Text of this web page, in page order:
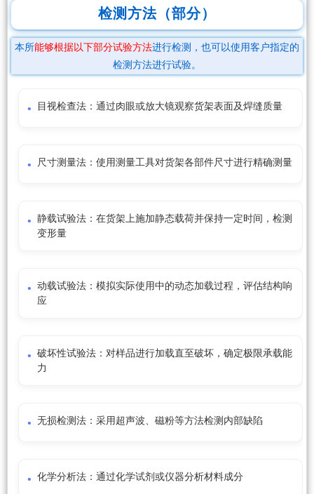
检测方法（部分）
本所能够根据以下部分试验方法进行检测，也可以使用客户指定的
检测方法进行试验。
目视检查法：通过肉眼或放大镜观察货架表面及焊缝质量
尺寸测量法：使用测量工具对货架各部件尺寸进行精确测量
静载试验法：在货架上施加静态载荷并保持一定时间，检测
变形量
动载试验法：模拟实际使用中的动态加载过程，评估结构响
应
破坏性试验法：对样品进行加载直至破坏，确定极限承载能
力
无损检测法：采用超声波、磁粉等方法检测内部缺陷
化学分析法：通过化学试剂或仪器分析材料成分